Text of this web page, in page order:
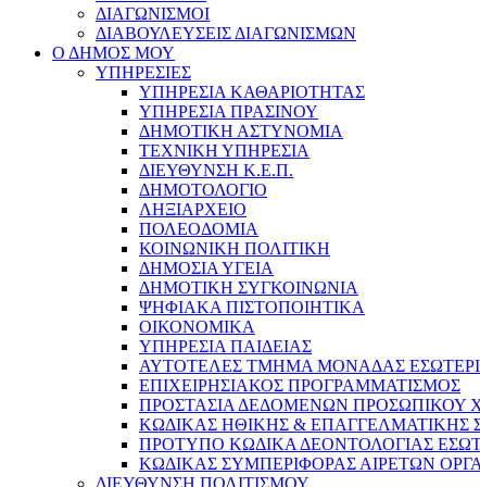
ΔΙΑΓΩΝΙΣΜΟΙ
ΔΙΑΒΟΥΛΕΥΣΕΙΣ ΔΙΑΓΩΝΙΣΜΩΝ
Ο ΔΗΜΟΣ ΜΟΥ
ΥΠΗΡΕΣΙΕΣ
ΥΠΗΡΕΣΙΑ ΚΑΘΑΡΙΟΤΗΤΑΣ
ΥΠΗΡΕΣΙΑ ΠΡΑΣΙΝΟΥ
ΔΗΜΟΤΙΚΗ ΑΣΤΥΝΟΜΙΑ
ΤΕΧΝΙΚΗ ΥΠΗΡΕΣΙΑ
ΔΙΕΥΘΥΝΣΗ Κ.Ε.Π.
ΔΗΜΟΤΟΛΟΓΙΟ
ΛΗΞΙΑΡΧΕΙΟ
ΠΟΛΕΟΔΟΜΙΑ
ΚΟΙΝΩΝΙΚΗ ΠΟΛΙΤΙΚΗ
ΔΗΜΟΣΙΑ ΥΓΕΙΑ
ΔΗΜΟΤΙΚΗ ΣΥΓΚΟΙΝΩΝΙΑ
ΨΗΦΙΑΚΑ ΠΙΣΤΟΠΟΙΗΤΙΚΑ
ΟΙΚΟΝΟΜΙΚΑ
ΥΠΗΡΕΣΙΑ ΠΑΙΔΕΙΑΣ
ΑΥΤΟΤΕΛΕΣ ΤΜΗΜΑ ΜΟΝΑΔΑΣ
ΕΠΙΧΕΙΡΗΣΙΑΚΟΣ ΠΡΟΓΡΑΜΜΑΤΙΣΜΟΣ
ΠΡΟΣΤΑΣΙΑ ΔΕΔΟΜΕΝΩΝ ΠΡΟΣΩΠΙΚΟΥ
ΚΩΔΙΚΑΣ ΗΘΙΚΗΣ &
ΠΡΟΤΥΠΟ ΚΩΔΙΚΑ ΔΕΟΝΤΟΛΟΓΙΑΣ
ΚΩΔΙΚΑΣ ΣΥΜΠΕΡΙΦΟΡΑΣ ΑΙΡΕΤΩΝ
ΔΙΕΥΘΥΝΣΗ ΠΟΛΙΤΙΣΜΟΥ